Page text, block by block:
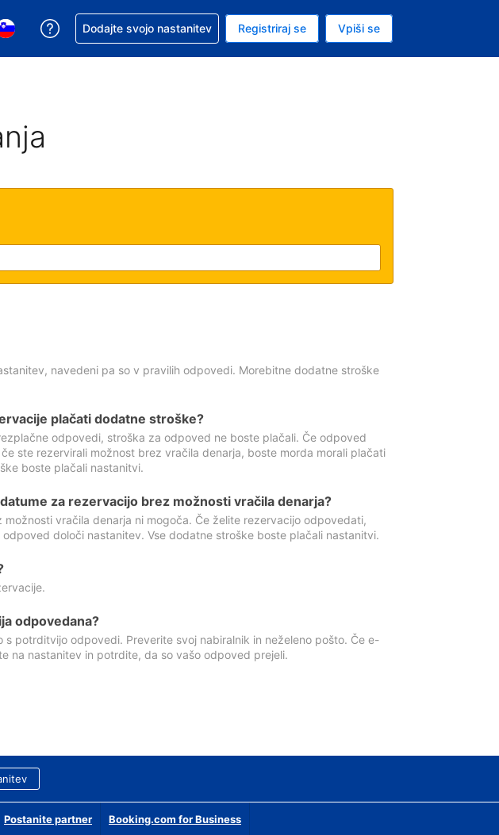
Vaša trenutna valuta je evro
Izbira jezika. Vaš trenutni jezik je Slovenščini
Zaprosite za pomoč pri rezervaciji
Dodajte svojo nastanitev Registriraj se Vpiši se
navedeni pa so v pravilih odpovedi. Morebitne dodatne stroške
plačati dodatne stroške?
odpovedi, stroška za odpoved ne boste plačali. Če odpoved
ste rezervirali možnost brez vračila denarja, boste morda morali plačati
boste plačali nastanitvi.
za rezervacijo brez možnosti vračila denarja?
vračila denarja ni mogoča. Če želite rezervacijo odpovedati,
določi nastanitev. Vse dodatne stroške boste plačali nastanitvi.
odpovedana?
potrditvijo odpovedi. Preverite svoj nabiralnik in neželeno pošto. Če e-
na nastanitev in potrdite, da so vašo odpoved prejeli.
Postanite partner Booking.com for Business